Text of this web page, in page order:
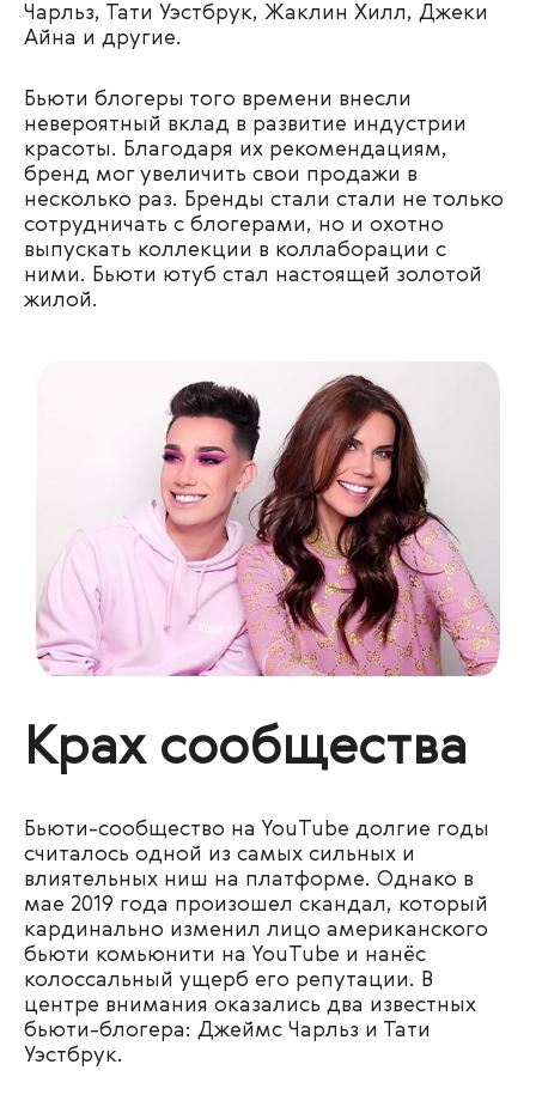
Чарльз, Тати Уэстбрук, Жаклин Хилл, Джеки
Айна и другие.
Бьюти блогеры того времени внесли
невероятный вклад в развитие индустрии
красоты. Благодаря их рекомендациям,
бренд мог увеличить свои продажи в
несколько раз. Бренды стали стали не только
сотрудничать с блогерами, но и охотно
выпускать коллекции в коллаборации с
ними. Бьюти ютуб стал настоящей золотой
жилой.
Крах сообщества
Бьюти-сообщество на YouTube долгие годы
считалось одной из самых сильных и
влиятельных ниш на платформе. Однако в
мае 2019 года произошел скандал, который
кардинально изменил лицо американского
бьюти комьюнити на YouTube и нанёс
колоссальный ущерб его репутации. В
центре внимания оказались два известных
бьюти-блогера: Джеймс Чарльз и Тати
Уэстбрук.